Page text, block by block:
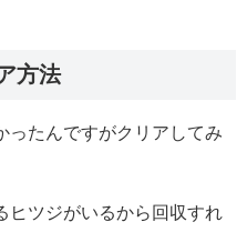
方法
ったんですがクリアしてみ
ヒツジがいるから回収すれ